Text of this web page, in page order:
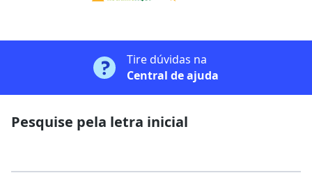
Tire dúvidas na
Central de ajuda
Pesquise pela letra inicial